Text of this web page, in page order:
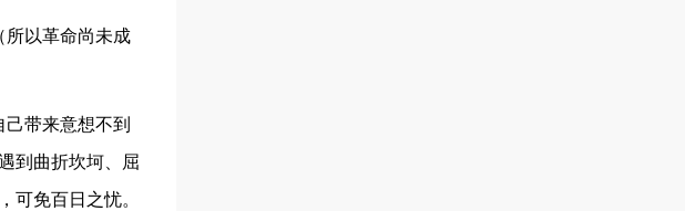
所以革命尚未成
带来意想不到
到曲折坎坷、屈
可免百日之忧。